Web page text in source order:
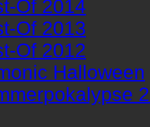
Of 2014
Of 2013
Of 2012
Halloween